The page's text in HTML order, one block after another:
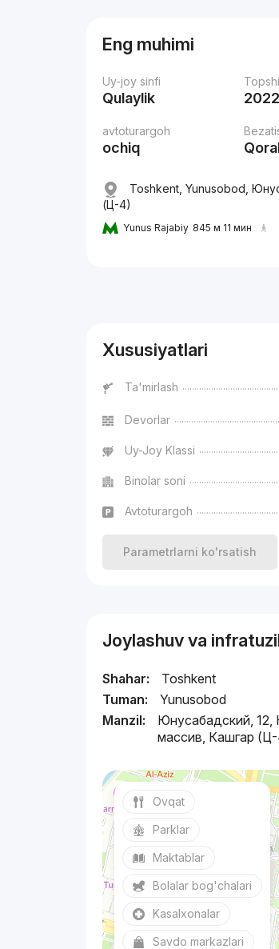
Eng muhimi
Uy-joy sinfi
Qulaylik
avtoturargoh
ochiq
Toshkent, Yunusobod,
(Ц-4)
Yunus Rajabiy 845 м 11 мин
Xususiyatlari
Ta'mirlash
Devorlar
Uy-Joy Klassi
Binolar soni
Avtoturargoh
Parametrlarni ko'rsatish
Joylashuv va
Shahar:
Toshkent
Tuman:
Yunusobod
Manzil:
Юнусабадский,
массив, Кашгар
Ovqat
Parklar
Maktablar
Bolalar bog'chalari
Kasalxonalar
Savdo markazlari